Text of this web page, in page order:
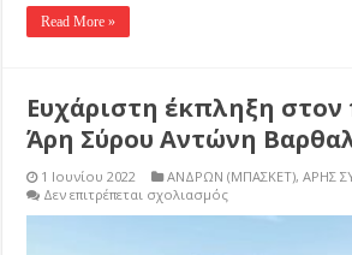
Read More »
Ευχάριστη έκπληξη στον
Άρη Σύρου Αντώνη
1 Ιουνίου 2022 ΑΝΔΡΩΝ (ΜΠΑΣΚΕΤ),ΑΡΗΣ
Δεν επιτρέπεται σχολιασμόςστο
Ευχάριστη